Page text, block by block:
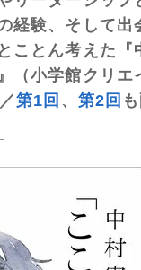
経験、そして出
とん考えた『
小学館クリエ
第1回 、 第2回